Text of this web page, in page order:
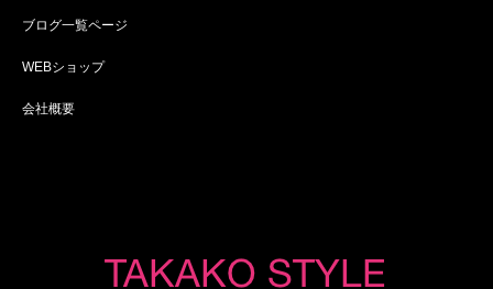
ブログ一覧ページ
WEBショップ
会社概要